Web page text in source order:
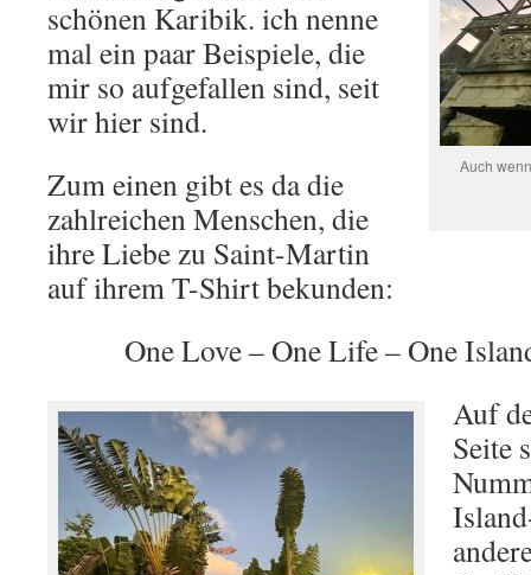
Auch
schönen Karibik. ich nenne
mal ein paar Beispiele, die
mir so aufgefallen sind, seit
wir hier sind.
Zum einen gibt es da die
zahlreichen Menschen, die
ihre Liebe zu Saint-Martin
auf ihrem T-Shirt bekunden:
One Love – One Life – One
Auf
Seite